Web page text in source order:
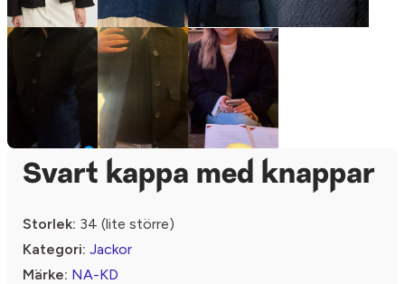
Svart kappa med knappar
Storlek: 34 (lite större)
Kategori: Jackor
Märke: NA-KD